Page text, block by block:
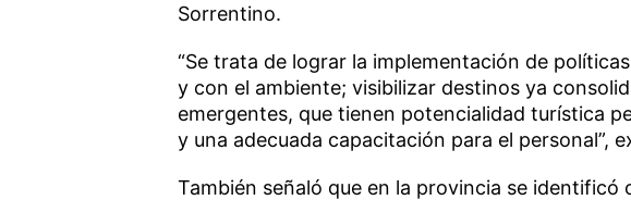
Sorrentino.
“Se trata de lograr la implementación de
y con el ambiente; visibilizar destinos ya
emergentes, que tienen potencialidad turística
y una adecuada capacitación para el personal”,
También señaló que en la provincia se identificó